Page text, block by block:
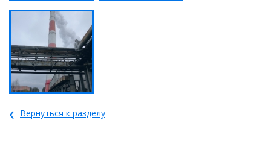
‹ Вернуться к разделу